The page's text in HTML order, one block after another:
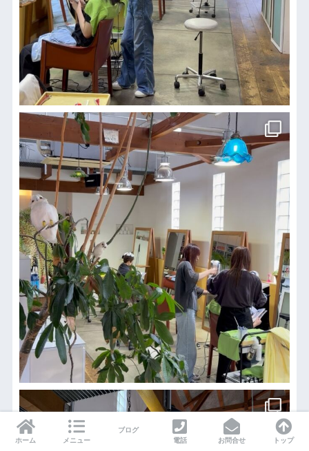
ホーム メニュー
ブログ
電話
お問合せ トップ